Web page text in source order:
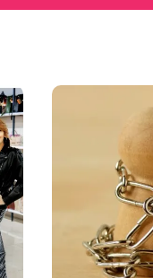
Imagine